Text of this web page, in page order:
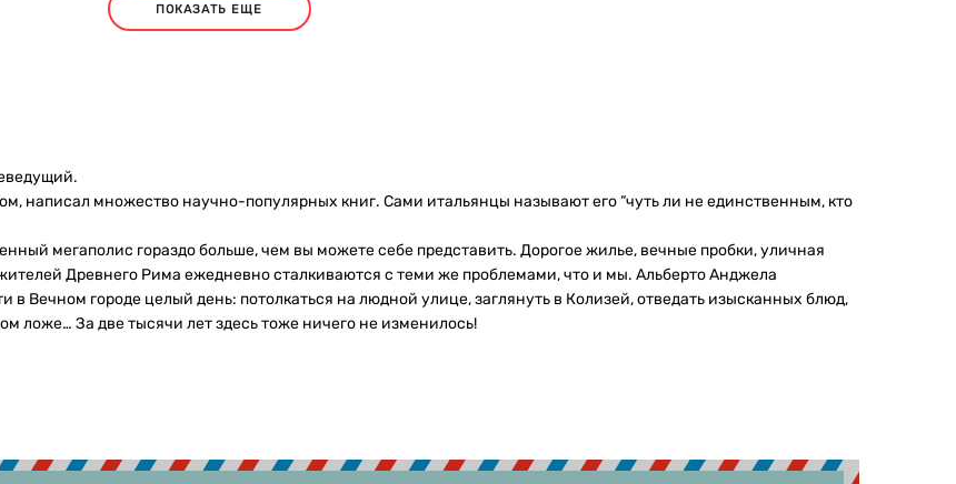
ПОКАЗАТЬ ЕЩЕ
написал множество научно-популярных книг. Сами итальянцы называют его “чуть ли не единственным, кто
мегаполис гораздо больше, чем вы можете себе представить. Дорогое жилье, вечные пробки, уличная
Древнего Рима ежедневно сталкиваются с теми же проблемами, что и мы. Альберто Анджела
в Вечном городе целый день: потолкаться на людной улице, заглянуть в Колизей, отведать изысканных блюд,
ложе… За две тысячи лет здесь тоже ничего не изменилось!